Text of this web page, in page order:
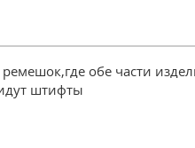
обе части
штифты